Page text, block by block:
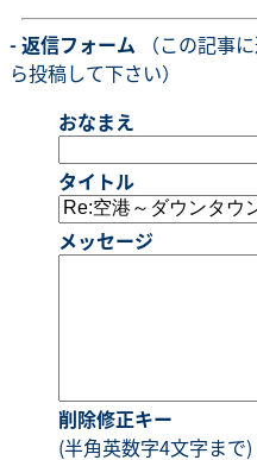
- 返信フォーム （この記事
ら投稿して下さい）
おなまえ
タイトル
メッセージ
削除修正キー
(半角英数字4文字まで)